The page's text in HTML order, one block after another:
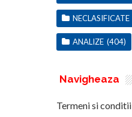
NECLASIFICATE
ANALIZE (404)
Navigheaza
Termeni si conditii